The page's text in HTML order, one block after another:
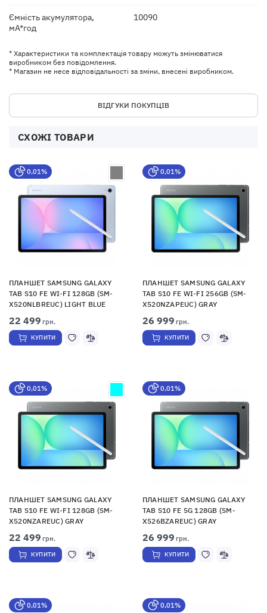
Ємність акумулятора,
мА*год
10090
* Характеристики та комплектація товару можуть змінюватися
виробником без повідомлення.
* Магазин не несе відповідальності за зміни, внесені виробником.
ВІДГУКИ ПОКУПЦІВ
СХОЖІ ТОВАРИ
0,01%
ПЛАНШЕТ SAMSUNG GALAXY
TAB S10 FE WI-FI 128GB (SM-
X520NLBREUC) LIGHT BLUE
22 499 грн.
КУПИТИ
0,01%
ПЛАНШЕТ SAMSUNG GALAXY
TAB S10 FE WI-FI 256GB (SM-
X520NZAPEUC) GRAY
26 999 грн.
КУПИТИ
0,01%
ПЛАНШЕТ SAMSUNG GALAXY
TAB S10 FE WI-FI 128GB (SM-
X520NZAREUC) GRAY
22 499 грн.
КУПИТИ
0,01%
ПЛАНШЕТ SAMSUNG GALAXY
TAB S10 FE 5G 128GB (SM-
X526BZAREUC) GRAY
26 999 грн.
КУПИТИ
0,01%
0,01%